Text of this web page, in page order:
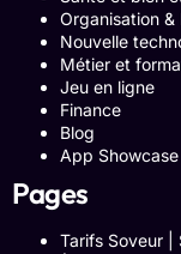
Organisation
Nouvelle
Métier et
Jeu en ligne
Finance
Blog
App Showcase
Pages
Tarifs Soveur |